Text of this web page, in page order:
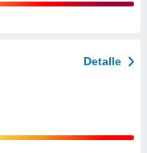
Detalle